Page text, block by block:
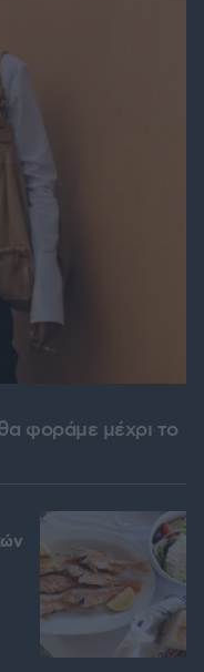
φοράμε μέχρι το